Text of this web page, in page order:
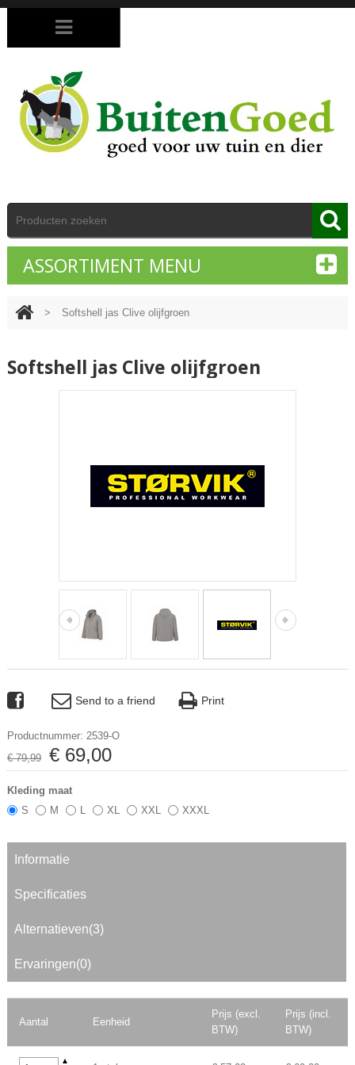
ASSORTIMENT MENU
> Softshell jas Clive olijfgroen
Send to a friend Print
Softshell jas Clive olijfgroen
Productnummer: 2539-O
€ 79,99 € 69,00
Kleding maat
S
M L XL XXL XXXL
Informatie
Specificaties
Alternatieven(3)
Ervaringen(0)
Aantal Eenheid
Prijs (excl.
BTW)
Prijs (incl.
BTW)
▲